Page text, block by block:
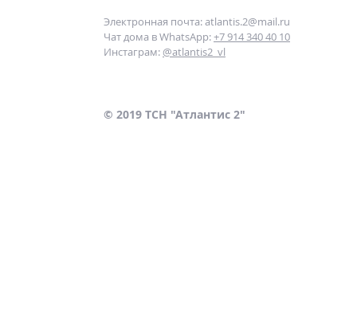
Электронная почта: atlantis.2@mail.ru
Чат дома в WhatsApp:+7 914 340 40 10
Инстаграм: @atlantis2_vl
© 2019 ТСН